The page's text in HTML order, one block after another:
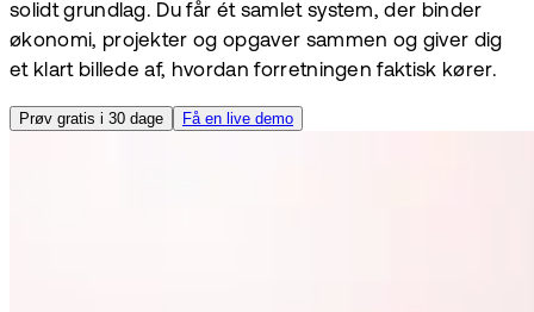
solidt grundlag. Du får ét samlet system, der binder
økonomi, projekter og opgaver sammen og giver dig
et klart billede af, hvordan forretningen faktisk kører.
Prøv gratis i 30 dage Få en live demo